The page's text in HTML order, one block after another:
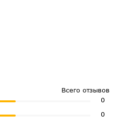
Всего отзывов
0
0